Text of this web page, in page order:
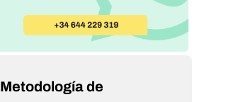
Metodología de